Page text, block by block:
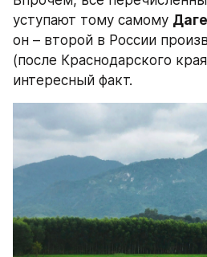
уступают тому самому
он – второй в России
(после Краснодарского
интересный факт.